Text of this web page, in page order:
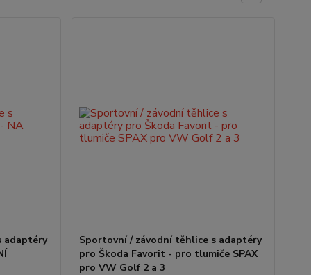
adaptéry
Sportovní / závodní těhlice s adaptéry
pro Škoda Favorit - pro tlumiče SPAX
pro VW Golf 2 a 3